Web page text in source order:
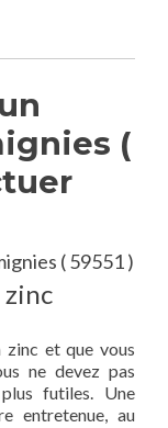
(
( 59551 )
zinc et que vous
ne devez pas
futiles. Une
entretenue, au